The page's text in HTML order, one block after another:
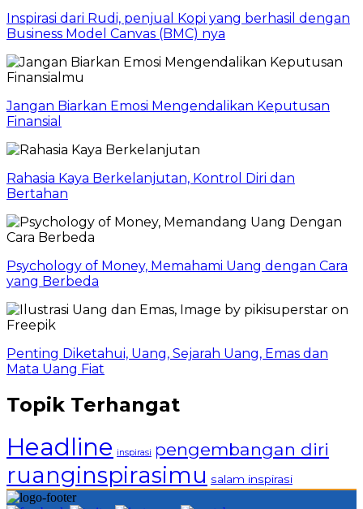
Inspirasi dari Rudi, penjual Kopi yang berhasil dengan
Business Model Canvas (BMC) nya
Jangan Biarkan Emosi Mengendalikan Keputusan
Finansial
Rahasia Kaya Berkelanjutan, Kontrol Diri dan
Bertahan
Psychology of Money, Memahami Uang dengan Cara
yang Berbeda
Penting Diketahui, Uang, Sejarah Uang, Emas dan
Mata Uang Fiat
Topik Terhangat
Headline inspirasi pengembangan diri
ruanginspirasimu salam inspirasi